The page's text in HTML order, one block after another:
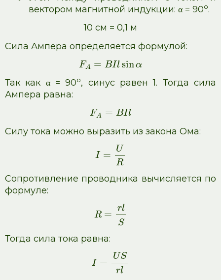
вектором магнитной индукции: α = 90о.
10 см = 0,1 м
Сила Ампера определяется формулой:
FA = BIl sinα
Так как α = 90о, синус равен 1. Тогда сила
Ампера равна:
FA = BIl
Силу тока можно выразить из закона Ома:
I =
U
R
Сопротивление проводника вычисляется по
формуле:
R =
rl
S
Тогда сила тока равна:
I =
US
rl